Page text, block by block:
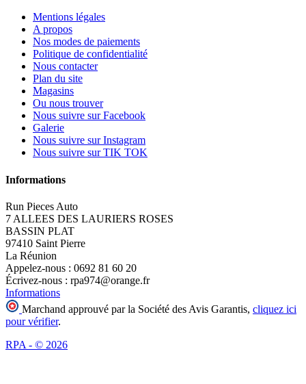
Mentions légales
A propos
Nos modes de paiements
Politique de confidentialité
Nous contacter
Plan du site
Magasins
Ou nous trouver
Nous suivre sur Facebook
Galerie
Nous suivre sur Instagram
Nous suivre sur TIK TOK
Informations
Run Pieces Auto
7 ALLEES DES LAURIERS ROSES
BASSIN PLAT
97410 Saint Pierre
La Réunion
Appelez-nous : 0692 81 60 20
Écrivez-nous : rpa974@orange.fr
Informations
Marchand approuvé par la Société des Avis Garantis, cliquez ici
pour vérifier.
RPA - © 2026